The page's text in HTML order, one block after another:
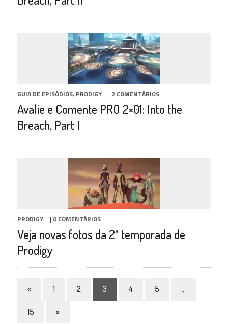
GUIA DE EPISÓDIOS, PRODIGY | 2 COMENTÁRIOS
Avalie e Comente PRO 2×01: Into the
Breach, Part I
PRODIGY | 0 COMENTÁRIOS
Veja novas fotos da 2ª temporada de
Prodigy
« 1 2 3 4 5 …
15 »